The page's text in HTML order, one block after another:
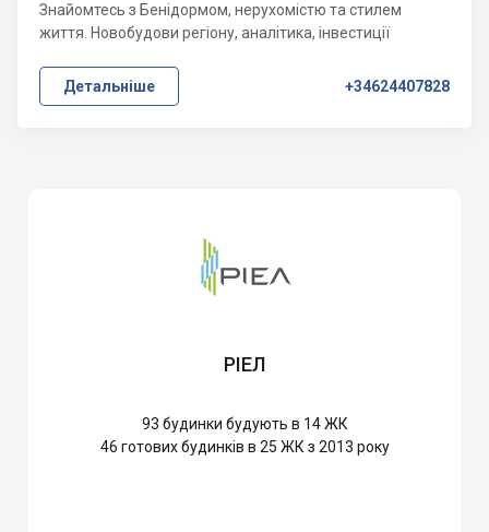
Знайомтесь з Бенідормом, нерухомістю та стилем
життя. Новобудови регіону, аналітика, інвестиції
Детальніше +34624407828
РІЕЛ
93 будинки будують в 14 ЖК
46 готових будинків в 25 ЖК з 2013 року